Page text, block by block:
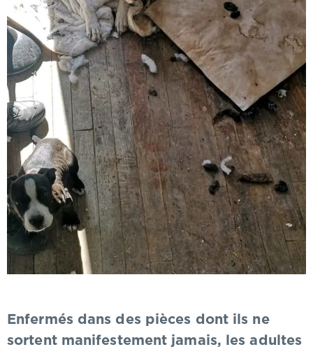
Enfermés dans des pièces dont ils ne
sortent manifestement jamais, les adultes